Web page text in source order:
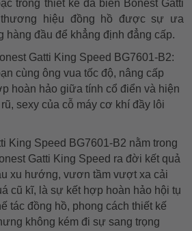
trong thiết kế đã biến Bonest Gatti
thương hiệu đồng hồ được sự ưa
hàng đầu để khẳng định đẳng cấp.
Gatti King Speed BG7601-B2:
cùng ông vua tốc độ, nâng cấp
hoàn hảo giữa tính cổ điển và hiện
sexy của cỗ máy cơ khí đầy lôi
King Speed BG7601-B2 nằm trong
Gatti King Speed ra đời kết quả
xu hướng, vươn tầm vượt xa cải
cũ kĩ, là sự kết hợp hoàn hảo hội tụ
tác đồng hồ, phong cách thiết kế
không kém đi sự sang trọng